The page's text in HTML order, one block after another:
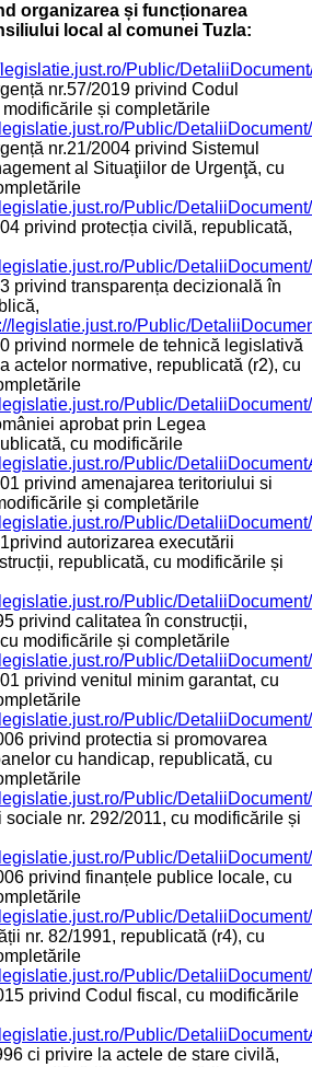
organizarea și funcționarea
local al comunei Tuzla:
legislatie.just.ro/Public/
nr.57/2019 privind Codul
și completările
Public/
nr.21/2004 privind Sistemul
al Situaţiilor de Urgenţă, cu
Public/
privind protecția civilă, republicată,
Public/
privind transparența decizională în
legislatie.just.ro/Public/
privind normele de tehnică legislativă
actelor normative, republicată (r2), cu
Public/
aprobat prin Legea
cu modificările
Public/
privind amenajarea teritoriului si
și completările
Public/
autorizarea executării
republicată, cu modificările și
Public/
privind calitatea în construcții,
modificările și completările
Public/
privind venitul minim garantat, cu
Public/
privind protectia si promovarea
cu handicap, republicată, cu
Public/
sociale nr. 292/2011, cu modificările și
Public/
privind finanțele publice locale, cu
Public/
nr. 82/1991, republicată (r4), cu
Public/
privind Codul fiscal, cu modificările
Public/
ci privire la actele de stare civilă,